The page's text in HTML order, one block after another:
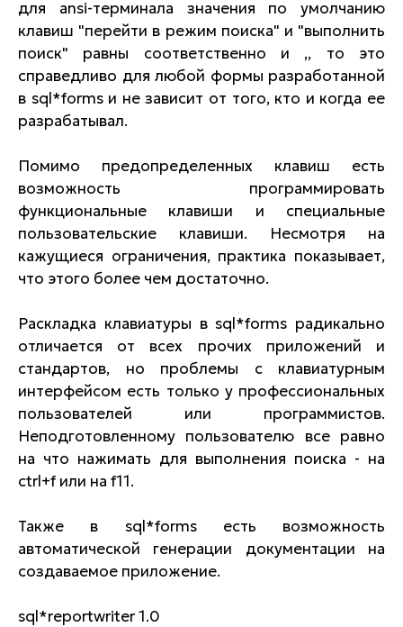
для ansi-терминала значения по умолчанию
клавиш "перейти в режим поиска" и "выполнить
поиск" равны соответственно и ,, то это
справедливо для любой формы разработанной
в sql*forms и не зависит от того, кто и когда ее
разрабатывал.
Помимо предопределенных клавиш есть
возможность программировать
функциональные клавиши и специальные
пользовательские клавиши. Несмотря на
кажущиеся ограничения, практика показывает,
что этого более чем достаточно.
Раскладка клавиатуры в sql*forms радикально
отличается от всех прочих приложений и
стандартов, но проблемы с клавиатурным
интерфейсом есть только у профессиональных
пользователей или программистов.
Неподготовленному пользователю все равно
на что нажимать для выполнения поиска - на
ctrl+f или на f11.
Также в sql*forms есть возможность
автоматической генерации документации на
создаваемое приложение.
sql*reportwriter 1.0